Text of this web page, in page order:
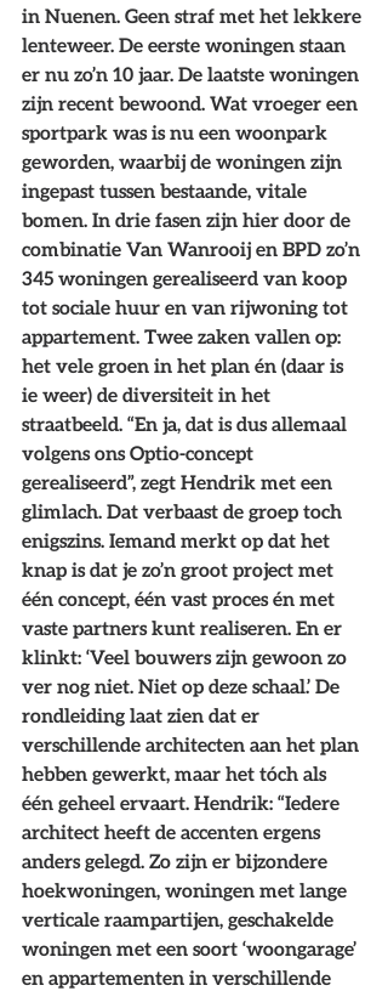
in Nuenen. Geen straf met het lekkere
lenteweer. De eerste woningen staan
er nu zo’n 10 jaar. De laatste woningen
zijn recent bewoond. Wat vroeger een
sportpark was is nu een woonpark
geworden, waarbij de woningen zijn
ingepast tussen bestaande, vitale
bomen. In drie fasen zijn hier door de
combinatie Van Wanrooij en BPD zo’n
345 woningen gerealiseerd van koop
tot sociale huur en van rijwoning tot
appartement. Twee zaken vallen op:
het vele groen in het plan én (daar is
ie weer) de diversiteit in het
straatbeeld. “En ja, dat is dus allemaal
volgens ons Optio-concept
gerealiseerd”, zegt Hendrik met een
glimlach. Dat verbaast de groep toch
enigszins. Iemand merkt op dat het
knap is dat je zo’n groot project met
één concept, één vast proces én met
vaste partners kunt realiseren. En er
klinkt: ‘Veel bouwers zijn gewoon zo
ver nog niet. Niet op deze schaal.’ De
rondleiding laat zien dat er
verschillende architecten aan het plan
hebben gewerkt, maar het tóch als
één geheel ervaart. Hendrik: “Iedere
architect heeft de accenten ergens
anders gelegd. Zo zijn er bijzondere
hoekwoningen, woningen met lange
verticale raampartijen, geschakelde
woningen met een soort ‘woongarage’
en appartementen in verschillende